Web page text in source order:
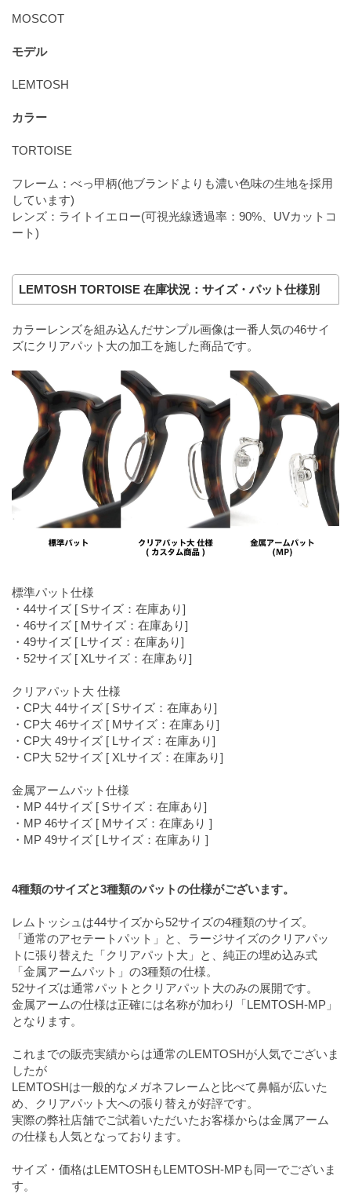
MOSCOT
モデル
LEMTOSH
カラー
TORTOISE
フレーム：べっ甲柄(他ブランドよりも濃い色味の生地を採用
しています)
レンズ：ライトイエロー(可視光線透過率：90%、UVカットコ
ート)
LEMTOSH TORTOISE 在庫状況：サイズ・パット仕様別
カラーレンズを組み込んだサンプル画像は一番人気の46サイ
ズにクリアパット大の加工を施した商品です。
標準パット仕様
・44サイズ [ Sサイズ：在庫あり]
・46サイズ [ Mサイズ：在庫あり]
・49サイズ [ Lサイズ：在庫あり]
・52サイズ [ XLサイズ：在庫あり]
クリアパット大 仕様
・CP大 44サイズ [ Sサイズ：在庫あり]
・CP大 46サイズ [ Mサイズ：在庫あり]
・CP大 49サイズ [ Lサイズ：在庫あり]
・CP大 52サイズ [ XLサイズ：在庫あり]
金属アームパット仕様
・MP 44サイズ [ Sサイズ：在庫あり]
・MP 46サイズ [ Mサイズ：在庫あり ]
・MP 49サイズ [ Lサイズ：在庫あり ]
4種類のサイズと3種類のパットの仕様がございます。
レムトッシュは44サイズから52サイズの4種類のサイズ。
「通常のアセテートパット」と、ラージサイズのクリアパッ
トに張り替えた「クリアパット大」と、純正の埋め込み式
「金属アームパット」の3種類の仕様。
52サイズは通常パットとクリアパット大のみの展開です。
金属アームの仕様は正確には名称が加わり「LEMTOSH-MP」
となります。
これまでの販売実績からは通常のLEMTOSHが人気でございま
したが
LEMTOSHは一般的なメガネフレームと比べて鼻幅が広いた
め、クリアパット大への張り替えが好評です。
実際の弊社店舗でご試着いただいたお客様からは金属アーム
の仕様も人気となっております。
サイズ・価格はLEMTOSHもLEMTOSH-MPも同一でございま
す。